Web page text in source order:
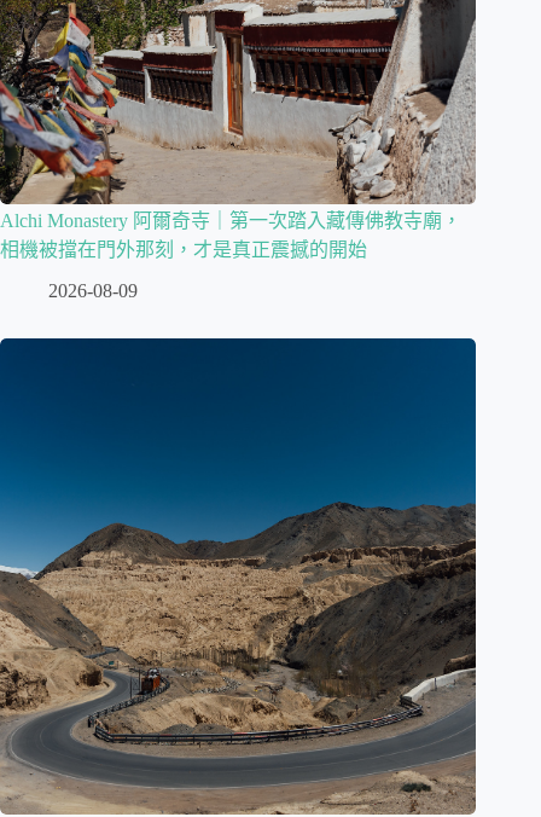
Alchi Monastery 阿爾奇寺｜第一次踏入藏傳佛教寺廟，
相機被擋在門外那刻，才是真正震撼的開始
2026-08-09